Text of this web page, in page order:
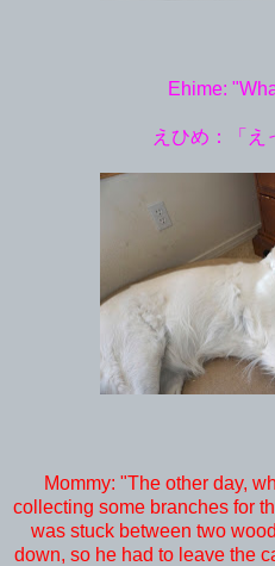
Ehime:
えひめ：「え
Mommy: "The other day,
collecting some branches for
was stuck between two
down, so he had to leave the